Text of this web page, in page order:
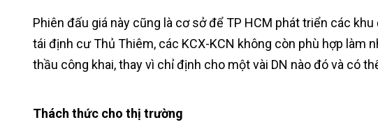
Phiên đấu giá này cũng là cơ sở để TP HCM phát triển các
tái định cư Thủ Thiêm, các KCX-KCN không còn phù hợp làm
thầu công khai, thay vì chỉ định cho một vài DN nào đó và có
Thách thức cho thị trường